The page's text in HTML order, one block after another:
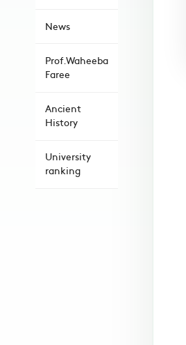
News
Prof.Waheeba
Faree
Ancient
History
University
ranking